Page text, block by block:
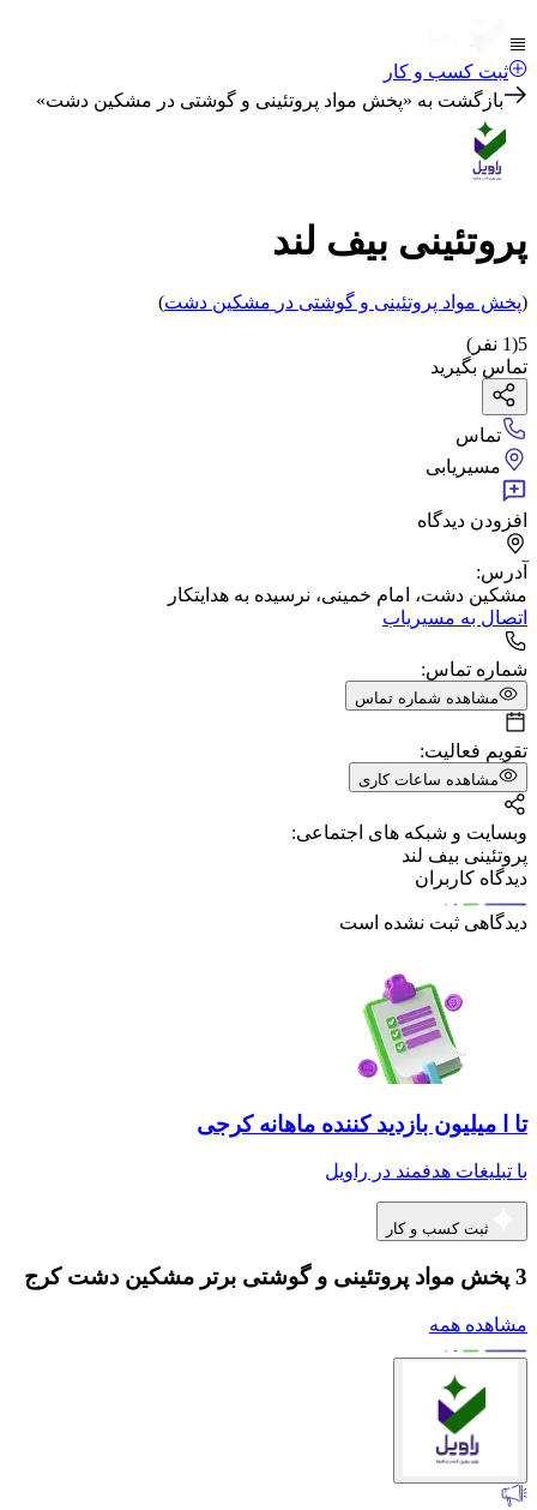
ثبت کسب و کار
بازگشت به «پخش مواد پروتئینی و گوشتی در مشکین دشت»
پروتئینی بیف لند
(پخش مواد پروتئینی و گوشتی در مشکین دشت)
5
(
1 نفر)
تماس بگیرید
تماس
مسیریابی
افزودن دیدگاه
آدرس:
مشکین دشت، امام خمینی، نرسیده به هدایتکار
اتصال به مسیریاب
شماره تماس:
مشاهده شماره تماس
تقویم فعالیت:
مشاهده ساعات کاری
وبسایت و شبکه های اجتماعی:
پروتئینی بیف لند
دیدگاه کاربران
دیدگاهی ثبت نشده است
تا ا میلیون بازدید کننده ماهانه کرجی
با تبلیغات هدفمند در راویل
ثبت کسب و کار
3 پخش مواد پروتئینی و گوشتی برتر مشکین دشت کرج
مشاهده همه